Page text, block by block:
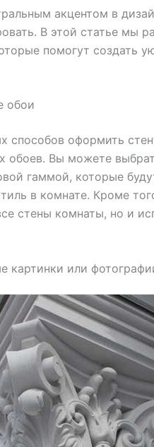
акцентом в
В этой статье мы
помогут создать
обои
оформить
обоев. Вы можете
гаммой, которые
в комнате. Кроме
стены комнаты, но и
картинки или